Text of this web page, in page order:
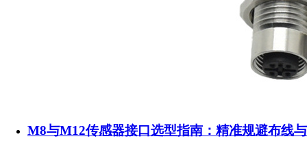
M8与M12传感器接口选型指南：精准规避布线